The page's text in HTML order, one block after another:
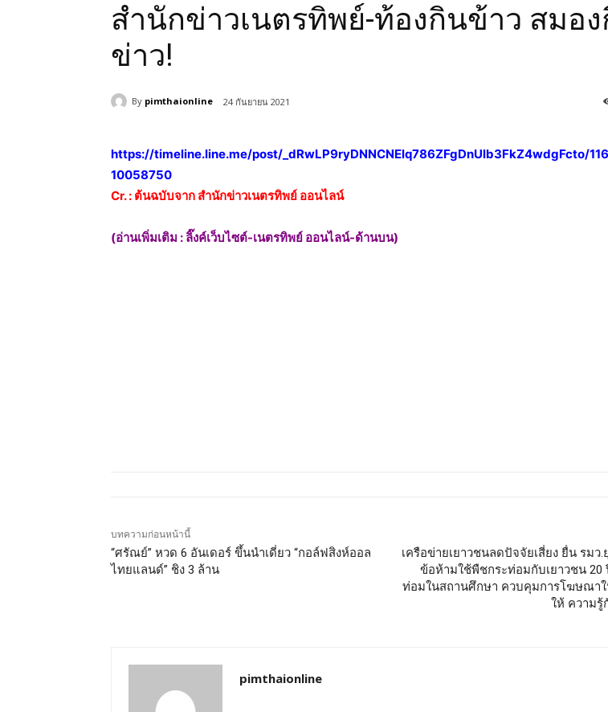
สำนักข่าวเนตรทิพย์-ท้องกินข้าว สมอ
ข่าว!
By pimthaionline 24 กันยายน 2021
https://timeline.line.me/post/_dRwLP9ryDNNCNElq786ZFgDnUlb3FkZ4wdgFcto/
10058750
Cr. : ต้นฉบับจาก สำนักข่าวเนตรทิพย์ ออนไลน์
(อ่านเพิ่มเติม : ลิ๊งค์เว็บไซต์-เนตรทิพย์ ออนไลน์-ด้านบน)
บทความก่อนหน้านี้
“ศรัณย์” หวด 6 อันเดอร์ ขึ้นนำเดี่ยว “กอล์ฟสิงห์ออล
ไทยแลนด์” ชิง 3 ล้าน
เครือข่ายเยาวชนลดปัจจัยเสี่ยง ยื่น รมว.
ข้อห้ามใช้พืชกระท่อมกับเยาวชน 20
ท่อมในสถานศึกษา ควบคุมการโฆษณาใ
ให้ ความ
pimthaionline